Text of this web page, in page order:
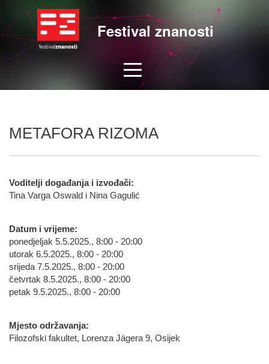
Festival znanosti
METAFORA RIZOMA
Voditelji događanja i izvođači:
Tina Varga Oswald i Nina Gagulić
Datum i vrijeme:
ponedjeljak 5.5.2025., 8:00 - 20:00
utorak 6.5.2025., 8:00 - 20:00
srijeda 7.5.2025., 8:00 - 20:00
četvrtak 8.5.2025., 8:00 - 20:00
petak 9.5.2025., 8:00 - 20:00
Mjesto održavanja:
Filozofski fakultet, Lorenza Jägera 9, Osijek